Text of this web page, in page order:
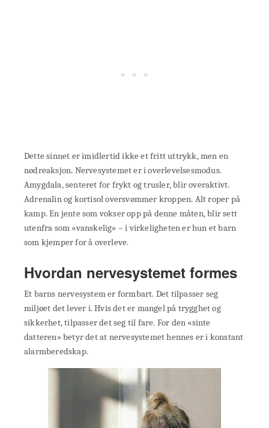
Dette sinnet er imidlertid ikke et fritt uttrykk, men en
nødreaksjon. Nervesystemet er i overlevelsesmodus.
Amygdala, senteret for frykt og trusler, blir overaktivt.
Adrenalin og kortisol oversvømmer kroppen. Alt roper på
kamp. En jente som vokser opp på denne måten, blir sett
utenfra som «vanskelig» – i virkeligheten er hun et barn
som kjemper for å overleve.
Hvordan nervesystemet formes
Et barns nervesystem er formbart. Det tilpasser seg
miljøet det lever i. Hvis det er mangel på trygghet og
sikkerhet, tilpasser det seg til fare. For den «sinte
datteren» betyr det at nervesystemet hennes er i konstant
alarmberedskap.